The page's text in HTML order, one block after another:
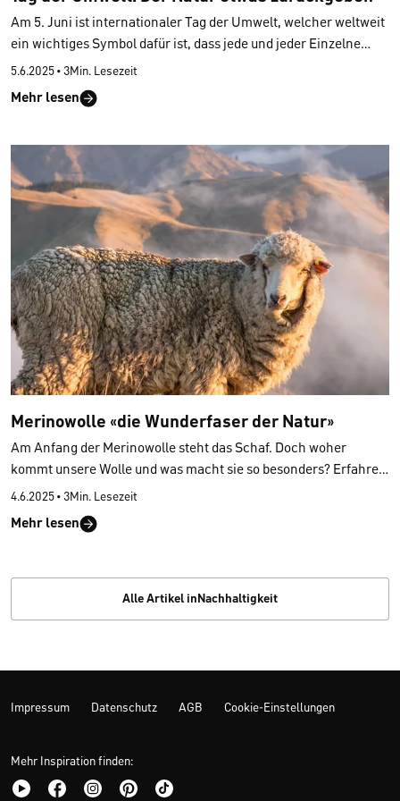
Am 5. Juni ist internationaler Tag der Umwelt, welcher weltweit
ein wichtiges Symbol dafür ist, dass jede und jeder Einzelne
etwas für den Erhalt unserer Natur tun kann. Um dem Erhalt
unserer Umwelt beizutragen, strebt CALIDA nach immer
neueren und freiwilligen Verpflichtungen, um in der gesamten
wir seit 2018 ein Angebot an Styles mit Fokus auf einer
Kreislaufwirtschaft und biologischer Abbaubarkeit unserer
Materialien.
5.6.2025 • 3Min. Lesezeit
Mehr lesen
Merinowolle «die Wunderfaser der Natur»
Am Anfang der Merinowolle steht das Schaf. Doch woher
kommt unsere Wolle und was macht sie so besonders? Erfahre
alles rund um die natürliche und nachhaltige Schafswolle. Für
unsere Basic-Serien kommt die Wolle von Merinoschafen aus
Südafrika. Ihr Fell ist weiss und besonders hochwertig, wodurch
die Merinoschafe in einem völlig natürlichen Lebensraum mit
reichhaltigen Futterquellen. Unter den unterschiedlichen
klimatischen Bedingungen, mit Hitze und Kälte, entwickelt sich
4.6.2025 • 3Min. Lesezeit
Mehr lesen
Alle Artikel inNachhaltigkeit
Impressum Datenschutz AGB Cookie-Einstellungen
Mehr Inspiration finden: